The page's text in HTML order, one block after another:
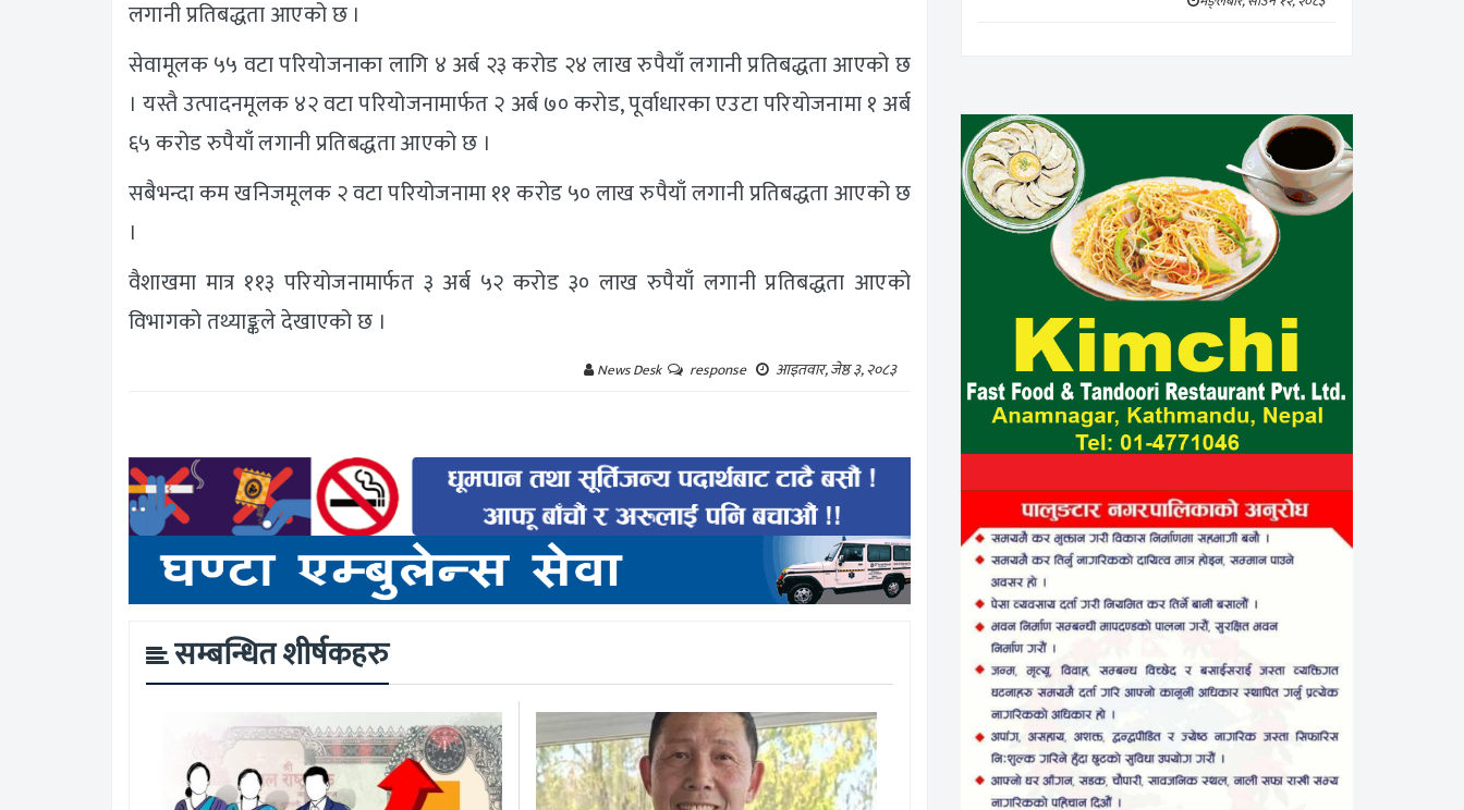
लगानी प्रतिबद्धता आएको छ ।
सेवामूलक ५५ वटा परियोजनाका लागि ४ अर्ब २३ करोड २४ लाख रुपैयाँ लगानी प्रतिबद्धता आएको छ
। यस्तै उत्पादनमूलक ४२ वटा परियोजनामार्फत २ अर्ब ७० करोड, पूर्वाधारका एउटा परियोजनामा १ अर्ब
६५ करोड रुपैयाँ लगानी प्रतिबद्धता आएको छ ।
सबैभन्दा कम खनिजमूलक २ वटा परियोजनामा ११ करोड ५० लाख रुपैयाँ लगानी प्रतिबद्धता आएको छ
।
वैशाखमा मात्र ११३ परियोजनामार्फत ३ अर्ब ५२ करोड ३० लाख रुपैयाँ लगानी प्रतिबद्धता आएको
विभागको तथ्याङ्कले देखाएको छ ।
News Desk response आइतवार, जेष्ठ ३, २०८३
सम्बन्धित शीर्षकहरु